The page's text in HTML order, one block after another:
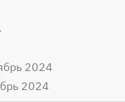
2024
2024